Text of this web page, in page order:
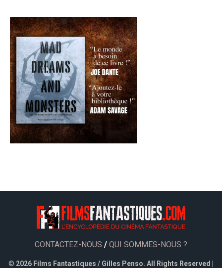
CONTACTEZ-NOUS / QUI SOMMES-NOUS ?
© 2026 Films Fantastiques / Gilles Penso. All Rights Reserved |